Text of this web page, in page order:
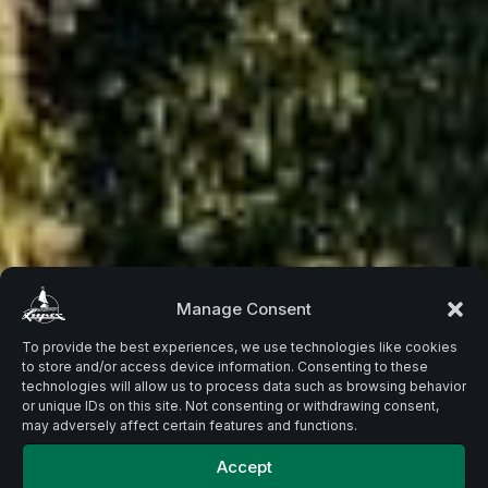
Manage Consent
To provide the best experiences, we use technologies like cookies
to store and/or access device information. Consenting to these
technologies will allow us to process data such as browsing behavior
or unique IDs on this site. Not consenting or withdrawing consent,
may adversely affect certain features and functions.
Accept
Beste
Zutaten.